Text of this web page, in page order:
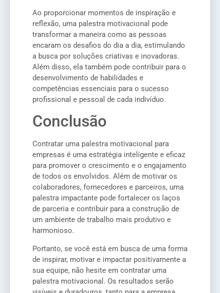
Ao proporcionar momentos de inspiração e
reflexão, uma palestra motivacional pode
transformar a maneira como as pessoas
encaram os desafios do dia a dia, estimulando
a busca por soluções criativas e inovadoras.
Além disso, ela também pode contribuir para o
desenvolvimento de habilidades e
competências essenciais para o sucesso
profissional e pessoal de cada indivíduo.
Conclusão
Contratar uma palestra motivacional para
empresas é uma estratégia inteligente e eficaz
para promover o crescimento e o engajamento
de todos os envolvidos. Além de motivar os
colaboradores, fornecedores e parceiros, uma
palestra impactante pode fortalecer os laços
de parceria e contribuir para a construção de
um ambiente de trabalho mais produtivo e
harmonioso.
Portanto, se você está em busca de uma forma
de inspirar, motivar e impactar positivamente a
sua equipe, não hesite em contratar uma
palestra motivacional. Os resultados serão